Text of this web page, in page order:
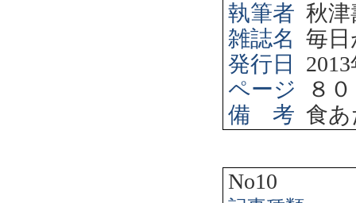
執筆者 秋津
雑誌名 毎日
発行日
2013
ページ
８
備 考 食あ
No10